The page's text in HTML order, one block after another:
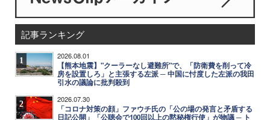
記事ランキング
1 2026.08.01
【熊本地震】"クーラーなし避難所"で、「防衛費を削って冷
房を設置しろ」と主張する左派 ─ 中国に忖度した左派の我田
引水の議論に批判殺到
2 2026.07.30
「コロナ対策の顔」ファウチ氏の「公の場の発言と矛盾する
日記公開」「公聴会で100回以上の黙秘権行使」が物議 ─ ト